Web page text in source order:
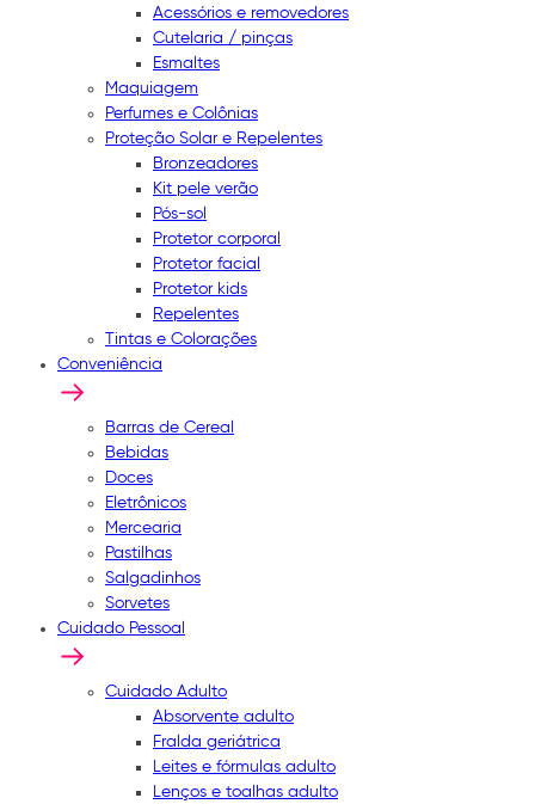
Acessórios e removedores
Cutelaria / pinças
Esmaltes
Maquiagem
Perfumes e Colônias
Proteção Solar e Repelentes
Bronzeadores
Kit pele verão
Pós-sol
Protetor corporal
Protetor facial
Protetor kids
Repelentes
Tintas e Colorações
Conveniência
Barras de Cereal
Bebidas
Doces
Eletrônicos
Mercearia
Pastilhas
Salgadinhos
Sorvetes
Cuidado Pessoal
Cuidado Adulto
Absorvente adulto
Fralda geriátrica
Leites e fórmulas adulto
Lenços e toalhas adulto